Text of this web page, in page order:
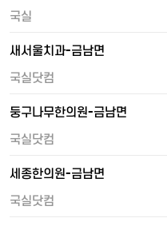
국실
새서울치과-금남면
국실닷컴
둥구나무한의원-금남면
국실닷컴
세종한의원-금남면
국실닷컴